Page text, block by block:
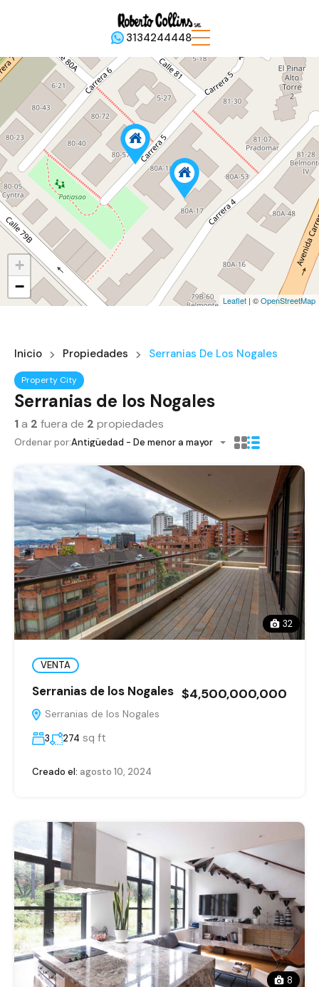
3134244448
+
−
Leaflet | ©OpenStreetMap
Inicio Propiedades Serranias De Los Nogales
Property City
Serranias de los Nogales
1a 2 fuera de 2 propiedades
Ordenar por:Antigüedad - De menor a mayor
32
VENTA
Serranias de los Nogales
Serranias de los Nogales
$4,500,000,000
3 274 sq ft
Creado el: agosto 10, 2024
8